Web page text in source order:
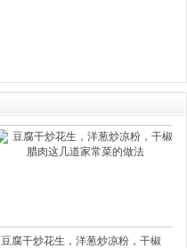
豆腐干炒花生，洋葱炒凉粉，干椒